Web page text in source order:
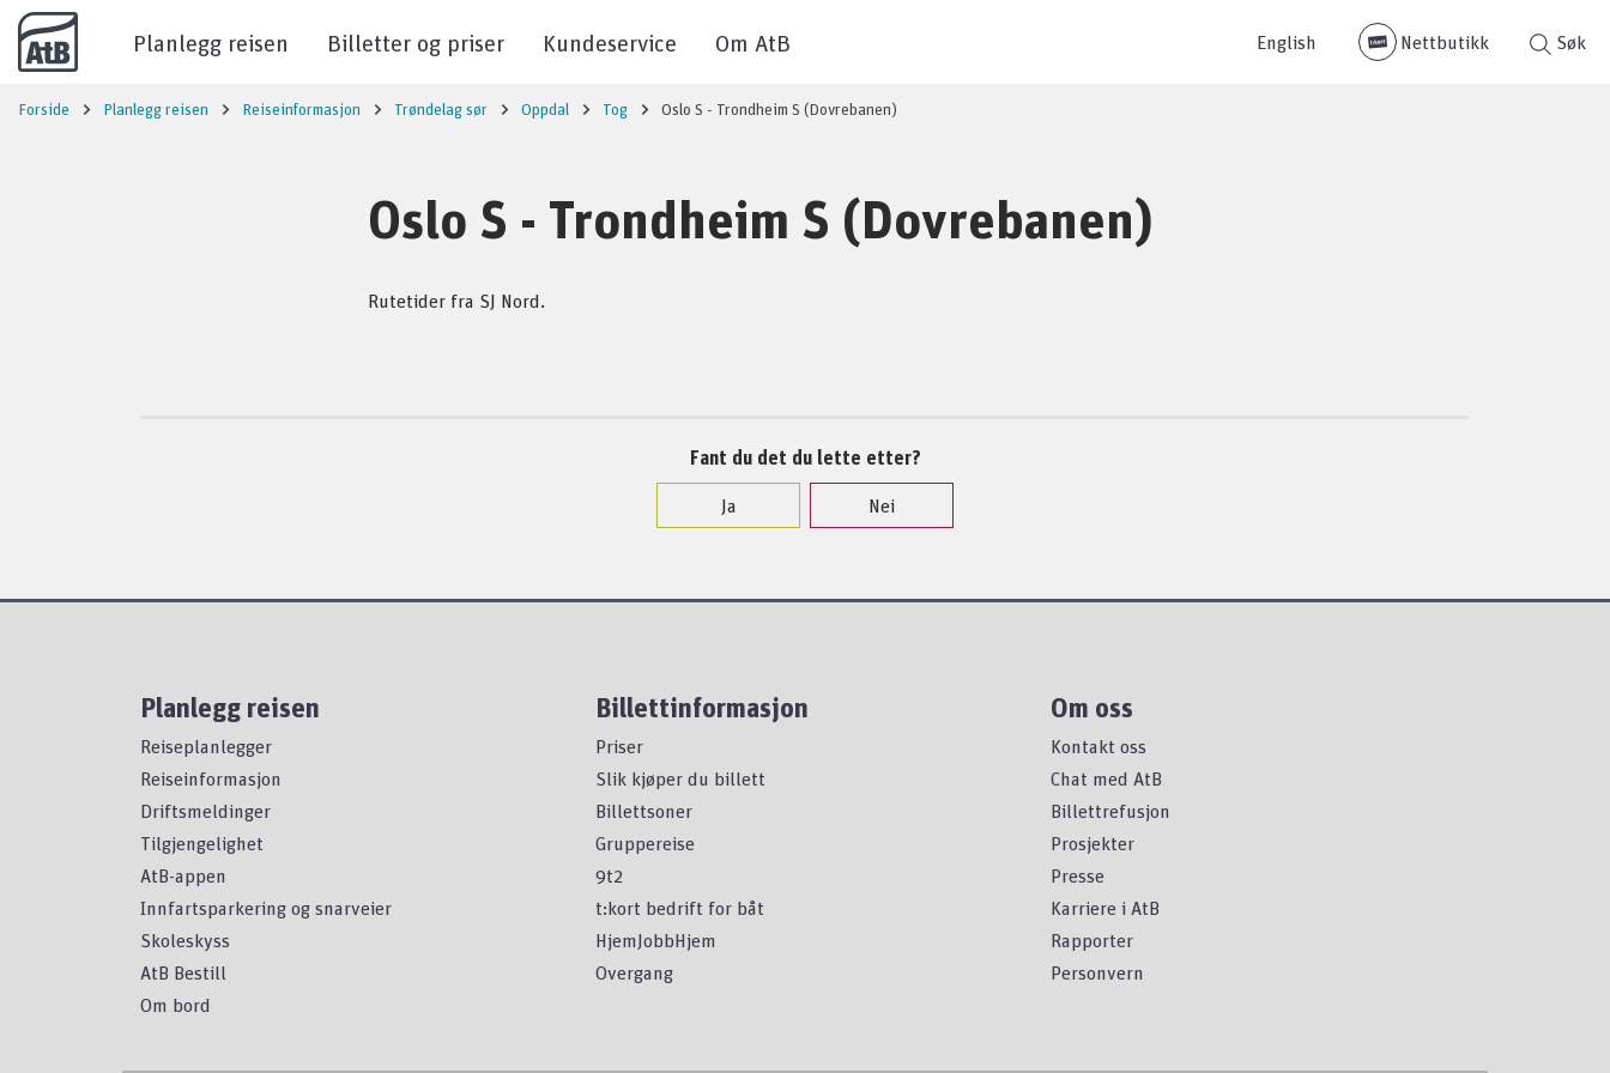
Til innhold
Planlegg reisen Billetter og priser Kundeservice Om AtB English Nettbutikk Søk
Forside Planlegg reisen Reiseinformasjon Trøndelag sør Oppdal Tog Oslo S - Trondheim S (Dovrebanen)
Oslo S - Trondheim S (Dovrebanen)
Rutetider fra SJ Nord.
Fant du det du lette etter?
Ja
Nei
Planlegg reisen
Reiseplanlegger
Reiseinformasjon
Driftsmeldinger
Tilgjengelighet
AtB-appen
Innfartsparkering og snarveier
Skoleskyss
AtB Bestill
Om bord
Billettinformasjon
Priser
Slik kjøper du billett
Billettsoner
Gruppereise
9t2
t:kort bedrift for båt
HjemJobbHjem
Overgang
Om oss
Kontakt oss
Chat med AtB
Billettrefusjon
Prosjekter
Presse
Karriere i AtB
Rapporter
Personvern